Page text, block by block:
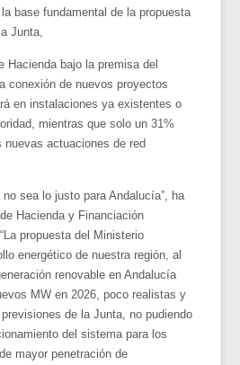
base fundamental de la propuesta
Junta,
Hacienda bajo la premisa del
conexión de nuevos proyectos
en instalaciones ya existentes o
mientras que solo un 31%
nuevas actuaciones de red
no sea lo justo para Andalucía”, ha
Hacienda y Financiación
propuesta del Ministerio
energético de nuestra región, al
renovable en Andalucía
MW en 2026, poco realistas y
de la Junta, no pudiendo
del sistema para los
mayor penetración de